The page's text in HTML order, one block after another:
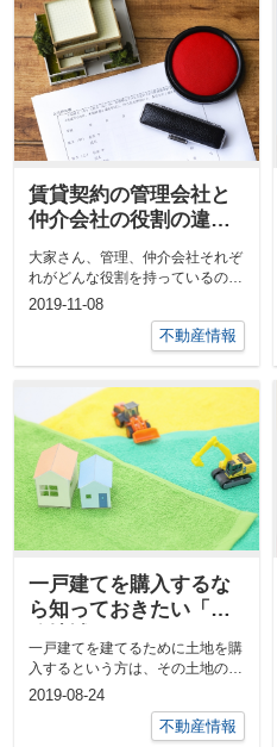
賃貸契約の管理会社と
仲介会社の役割の違い
大家さん、管理、仲介会社それぞ
れがどんな役割を持っているの
か、気になる人も多いのではない
2019-11-08
不動産情報
一戸建てを購入するな
ら知っておきたい「用
一戸建てを建てるために土地を購
入するという方は、その土地の
「用途地域」が何であるか確認し
2019-08-24
不動産情報